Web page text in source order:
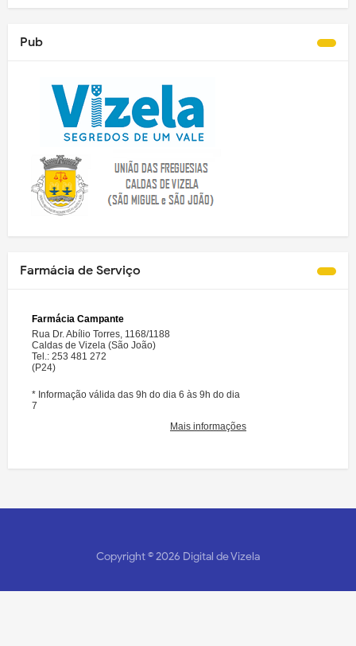
Pub
Farmácia de Serviço
Copyright ©2026 Digital de Vizela